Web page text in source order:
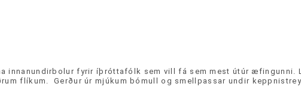
innanundirbolur fyrir íþróttafólk sem vill fá sem mest útúr
flíkum. Gerður úr mjúkum bómull og smellpassar undir